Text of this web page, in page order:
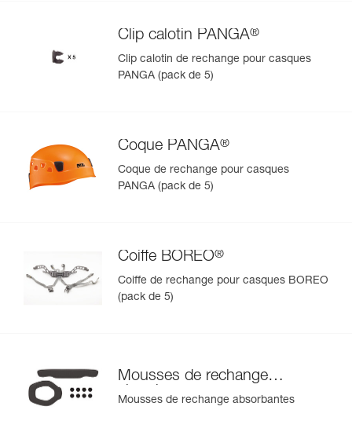
Clip calotin PANGA®
Clip calotin de rechange pour casques
PANGA (pack de 5)
Coque PANGA®
Coque de rechange pour casques
PANGA (pack de 5)
Coiffe BOREO®
Coiffe de rechange pour casques BOREO
(pack de 5)
Mousses de rechange
absorbantes
Mousses de rechange absorbantes